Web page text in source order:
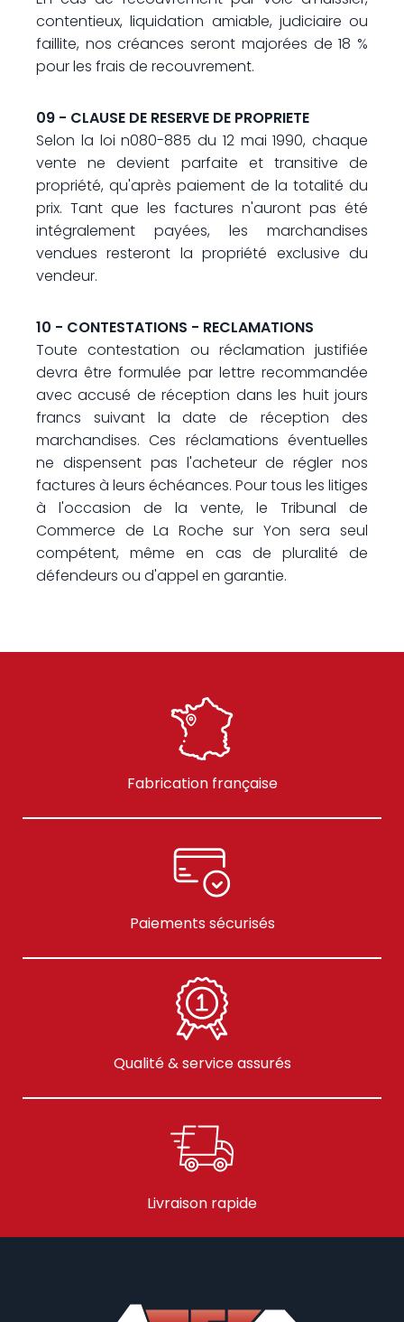
contentieux, liquidation amiable, judiciaire ou
faillite, nos créances seront majorées de 18 %
pour les frais de recouvrement.
09 - CLAUSE DE RESERVE DE PROPRIETE
Selon la loi n080-885 du 12 mai 1990, chaque
vente ne devient parfaite et transitive de
propriété, qu'après paiement de la totalité du
prix. Tant que les factures n'auront pas été
intégralement payées, les marchandises
vendues resteront la propriété exclusive du
vendeur.
10 - CONTESTATIONS - RECLAMATIONS
Toute contestation ou réclamation justifiée
devra être formulée par lettre recommandée
avec accusé de réception dans les huit jours
francs suivant la date de réception des
marchandises. Ces réclamations éventuelles
ne dispensent pas l'acheteur de régler nos
factures à leurs échéances. Pour tous les litiges
à l'occasion de la vente, le Tribunal de
Commerce de La Roche sur Yon sera seul
compétent, même en cas de pluralité de
défendeurs ou d'appel en garantie.
Fabrication française
Paiements sécurisés
Qualité & service assurés
Livraison rapide